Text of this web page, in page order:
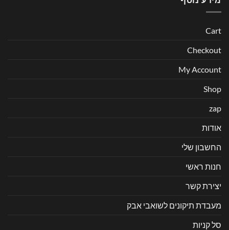
Cart
Checkout
My Account
Shop
zap
אודות
החשבון שלי
חנות ראשי
יצירת קשר
מעבדת תיקונים לשואבי אבק
סל קניות